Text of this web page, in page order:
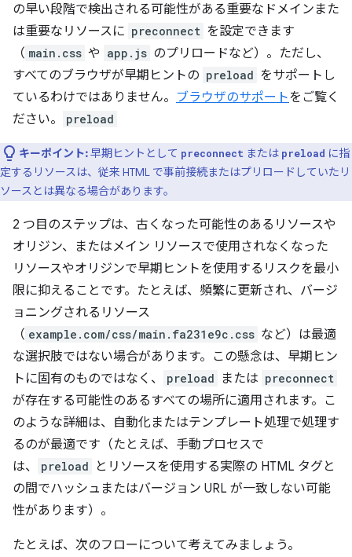
の早い段階で検出される可能性がある重要なドメインまた
は重要なリソースに preconnect を設定できます
（ main.css や app.js のプリロードなど）。 ただし、
すべてのブラウザが早期ヒントの preload をサポートし
ているわけではありません。 ブラウザのサポートをご覧く
ださい。
preload
キーポイント:早期ヒントとして preconnect または preload に指
定するリソースは、従来 HTML で事前接続またはプリロードしていたリ
ソースとは異なる場合があります。
2 つ目のステップは、古くなった可能性のあるリソースや
オリジン、またはメイン リソースで使用されなくなった
リソースやオリジンで早期ヒントを使用するリスクを最小
限に抑えることです。たとえば、頻繁に更新され、バージ
ョニングされるリソース
（ example.com/css/main.fa231e9c.css など）は最適
な選択肢ではない場合があります。この懸念は、早期ヒン
トに固有のものではなく、
preload または preconnect
が存在する可能性のあるすべての場所に適用されます。こ
のような詳細は、自動化またはテンプレート処理で処理す
るのが最適です（たとえば、手動プロセスで
は、
preload
とリソースを使用する実際の HTML タグと
の間でハッシュまたはバージョン URL が一致しない可能
性があります）。
たとえば、次のフローについて考えてみましょう。